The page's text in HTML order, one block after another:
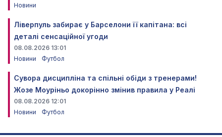
Новини
Ліверпуль забирає у Барселони її капітана: всі
деталі сенсаційної угоди
08.08.2026 13:01
Новини
Футбол
Сувора дисципліна та спільні обіди з тренерами!
Жозе Моуріньо докорінно змінив правила у Реалі
08.08.2026 12:01
Новини
Футбол